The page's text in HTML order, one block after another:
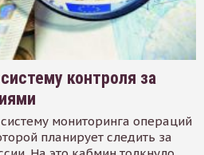
контроля за
мониторинга операций
планирует следить за